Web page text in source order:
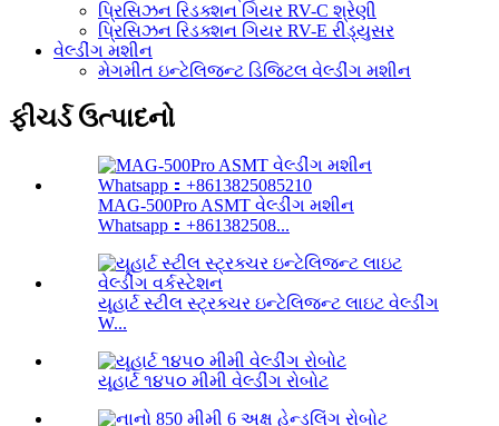
પ્રિસિઝન રિડક્શન ગિયર RV-C શ્રેણી
પ્રિસિઝન રિડક્શન ગિયર RV-E રીડ્યુસર
વેલ્ડીંગ મશીન
મેગમીત ઇન્ટેલિજન્ટ ડિજિટલ વેલ્ડીંગ મશીન
ફીચર્ડ ઉત્પાદનો
MAG-500Pro ASMT વેલ્ડીંગ મશીન
Whatsapp：+861382508...
યૂહાર્ટ સ્ટીલ સ્ટ્રક્ચર ઇન્ટેલિજન્ટ લાઇટ વેલ્ડીંગ
W...
યૂહાર્ટ ૧૪૫૦ મીમી વેલ્ડીંગ રોબોટ